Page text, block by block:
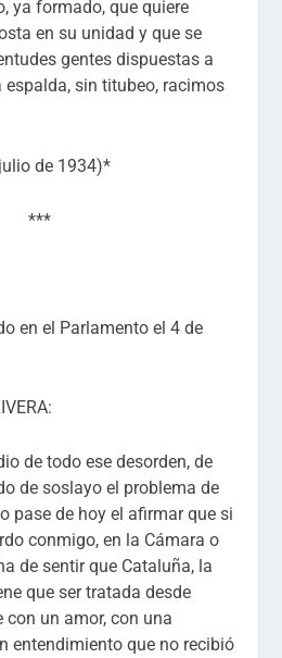
ya formado, que quiere
en su unidad y que se
gentes dispuestas a
sin titubeo, racimos
de 1934)*
***
en el Parlamento el 4 de
de todo ese desorden, de
de soslayo el problema de
pase de hoy el afirmar que si
conmigo, en la Cámara o
de sentir que Cataluña, la
que ser tratada desde
con un amor, con una
entendimiento que no recibió